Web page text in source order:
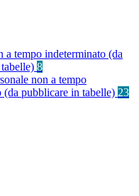
a tempo indeterminato (da
8
non a tempo
(da pubblicare in tabelle) 23